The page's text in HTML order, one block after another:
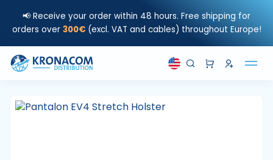
📢 Receive your order within 48 hours. Free shipping for
orders over 300€ (excl. VAT and cables) throughout Europe!